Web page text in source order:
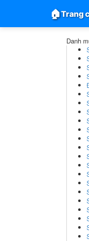
🏠Trang
Hệ
Danh